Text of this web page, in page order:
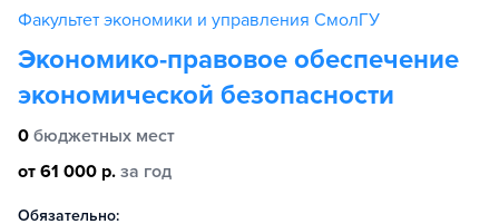
Факультет экономики и управления СмолГУ
Экономико-правовое обеспечение
экономической безопасности
0 бюджетных мест
от 61 000 р. за год
Обязательно: